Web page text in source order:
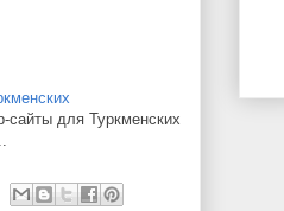
для Туркменских